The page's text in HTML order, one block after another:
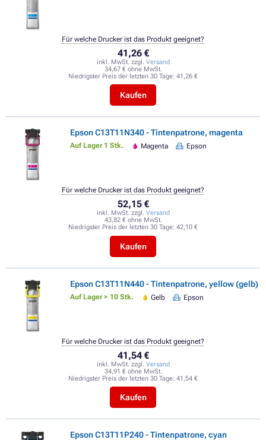
41,26 €
inkl. MwSt. zzgl. Versand
34,67 € ohne MwSt.
Niedrigster Preis der letzten 30 Tage: 41,26 €
Kaufen
Für welche Drucker ist das Produkt geeignet?
Epson C13T11N340 - Tintenpatrone, magenta
Auf Lager 1 Stk. Magenta Epson
52,15 €
inkl. MwSt. zzgl. Versand
43,82 € ohne MwSt.
Niedrigster Preis der letzten 30 Tage: 42,10 €
Kaufen
Für welche Drucker ist das Produkt geeignet?
Epson C13T11N440 - Tintenpatrone, yellow (gelb)
Auf Lager > 10 Stk. Gelb Epson
41,54 €
inkl. MwSt. zzgl. Versand
34,91 € ohne MwSt.
Niedrigster Preis der letzten 30 Tage: 41,54 €
Kaufen
Für welche Drucker ist das Produkt geeignet?
Epson C13T11P240 - Tintenpatrone, cyan